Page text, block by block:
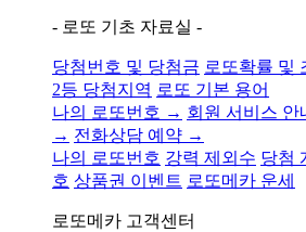
- 로또 기초 자료실 -
당첨번호 및 당첨금 로또확률 및
2등 당첨지역 로또 기본 용어
나의 로또번호 → 회원 서비스
→ 전화상담 예약 →
나의 로또번호 강력 제외수 당첨
호 상품권 이벤트 로또메카 운세
로또메카 고객센터